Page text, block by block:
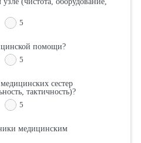
5
помощи?
5
сестер
тактичность)?
5
медицинским